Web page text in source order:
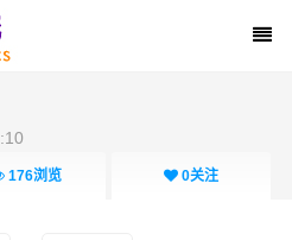
176浏览 0关注